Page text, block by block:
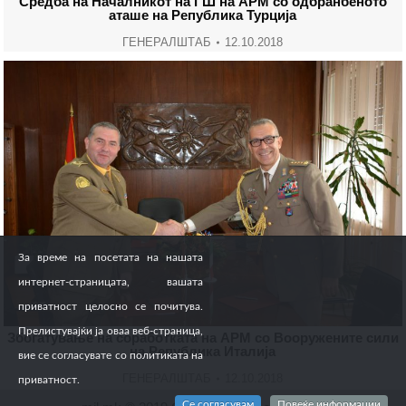
аташе на Република Турција
ГЕНЕРАЛШТАБ 12.10.2018
Збогатување на соработката на АРМ со Вооружените сили
на Република Италија
За време на посетата на нашата
интернет-страницата, вашата
приватност целосно се почитува.
Прелистувајќи ја оваа веб-страница,
вие се согласувате со политиката на
приватност.